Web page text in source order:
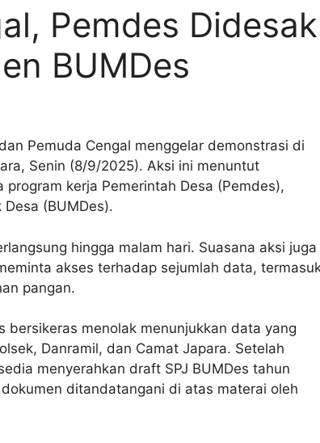
Pemdes Didesak
BUMDes
Pemuda Cengal menggelar demonstrasi di
Senin (8/9/2025). Aksi ini menuntut
kerja Pemerintah Desa (Pemdes),
(BUMDes).
hingga malam hari. Suasana aksi juga
akses terhadap sejumlah data,
pangan.
bersikeras menolak menunjukkan data yang
Danramil, dan Camat Japara. Setelah
menyerahkan draft SPJ BUMDes tahun
ditandatangani di atas materai oleh